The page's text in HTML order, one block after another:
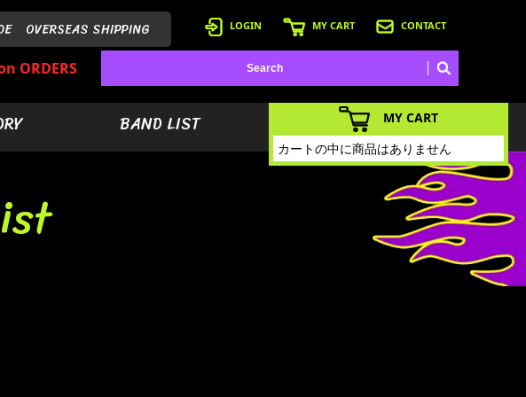
OVERSEAS SHIPPING LOGIN MY CART CONTACT
ORDERS
BAND LIST
MY CART
カートの中に商品はありません